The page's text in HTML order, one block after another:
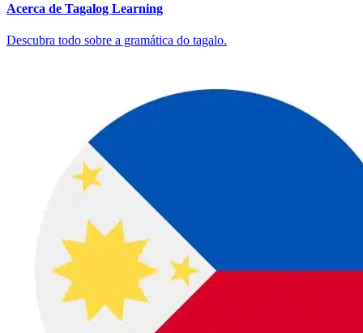
Acerca de Tagalog Learning
Descubra todo sobre a gramática do tagalo.